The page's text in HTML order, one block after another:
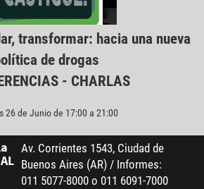
transformar: hacia una nueva
de drogas
- CHARLAS
26 de Junio de 17:00 a 21:00
Av. Corrientes 1543, Ciudad de
Buenos Aires (AR) / Informes:
011 5077-8000 o 011 6091-7000